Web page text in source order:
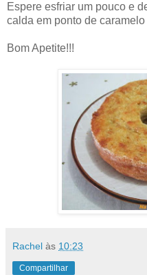
Espere esfriar um pouco e
calda em ponto de
Bom Apetite!!!
Rachel às 10:23
Compartilhar